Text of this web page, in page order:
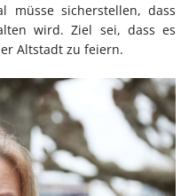
müsse sicherstellen, dass
wird. Ziel sei, dass es
Altstadt zu feiern.